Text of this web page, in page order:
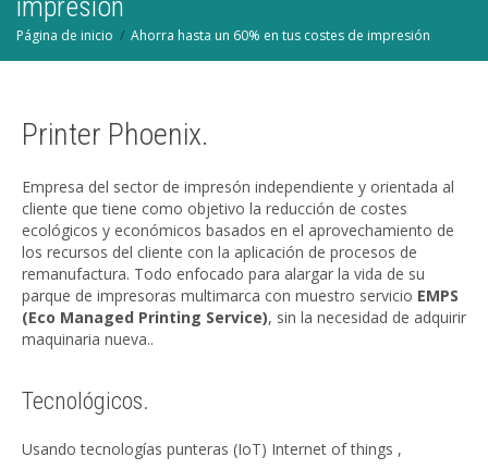
impresión
Página de inicio Ahorra hasta un 60% en tus costes de impresión
Printer Phoenix.
Empresa del sector de impresón independiente y orientada al
cliente que tiene como objetivo la reducción de costes
ecológicos y económicos basados en el aprovechamiento de
los recursos del cliente con la aplicación de procesos de
remanufactura. Todo enfocado para alargar la vida de su
parque de impresoras multimarca con muestro servicio EMPS
(Eco Managed Printing Service), sin la necesidad de adquirir
maquinaria nueva..
Tecnológicos.
Usando tecnologías punteras (IoT) Internet of things ,